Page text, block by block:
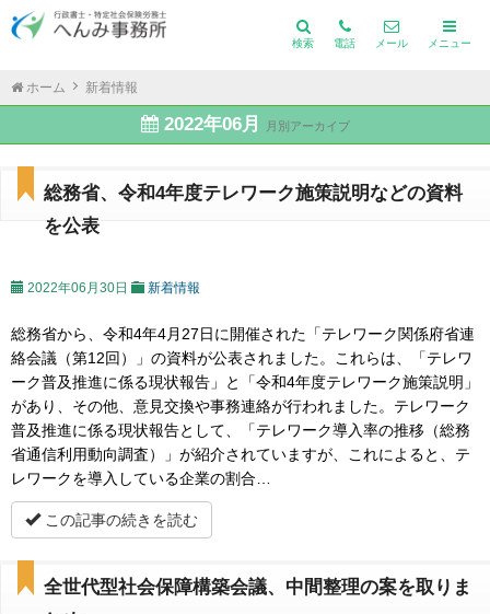
検索 電話 メール メニュー
ホーム 新着情報
2022年06月 月別アーカイブ
総務省、令和4年度テレワーク施策説明などの資料
を公表
2022年06月30日 新着情報
総務省から、令和4年4月27日に開催された「テレワーク関係府省連
絡会議（第12回）」の資料が公表されました。これらは、「テレワ
ーク普及推進に係る現状報告」と「令和4年度テレワーク施策説明」
があり、その他、意見交換や事務連絡が行われました。テレワーク
普及推進に係る現状報告として、「テレワーク導入率の推移（総務
省通信利用動向調査）」が紹介されていますが、これによると、テ
レワークを導入している企業の割合…
この記事の続きを読む
全世代型社会保障構築会議、中間整理の案を取りま